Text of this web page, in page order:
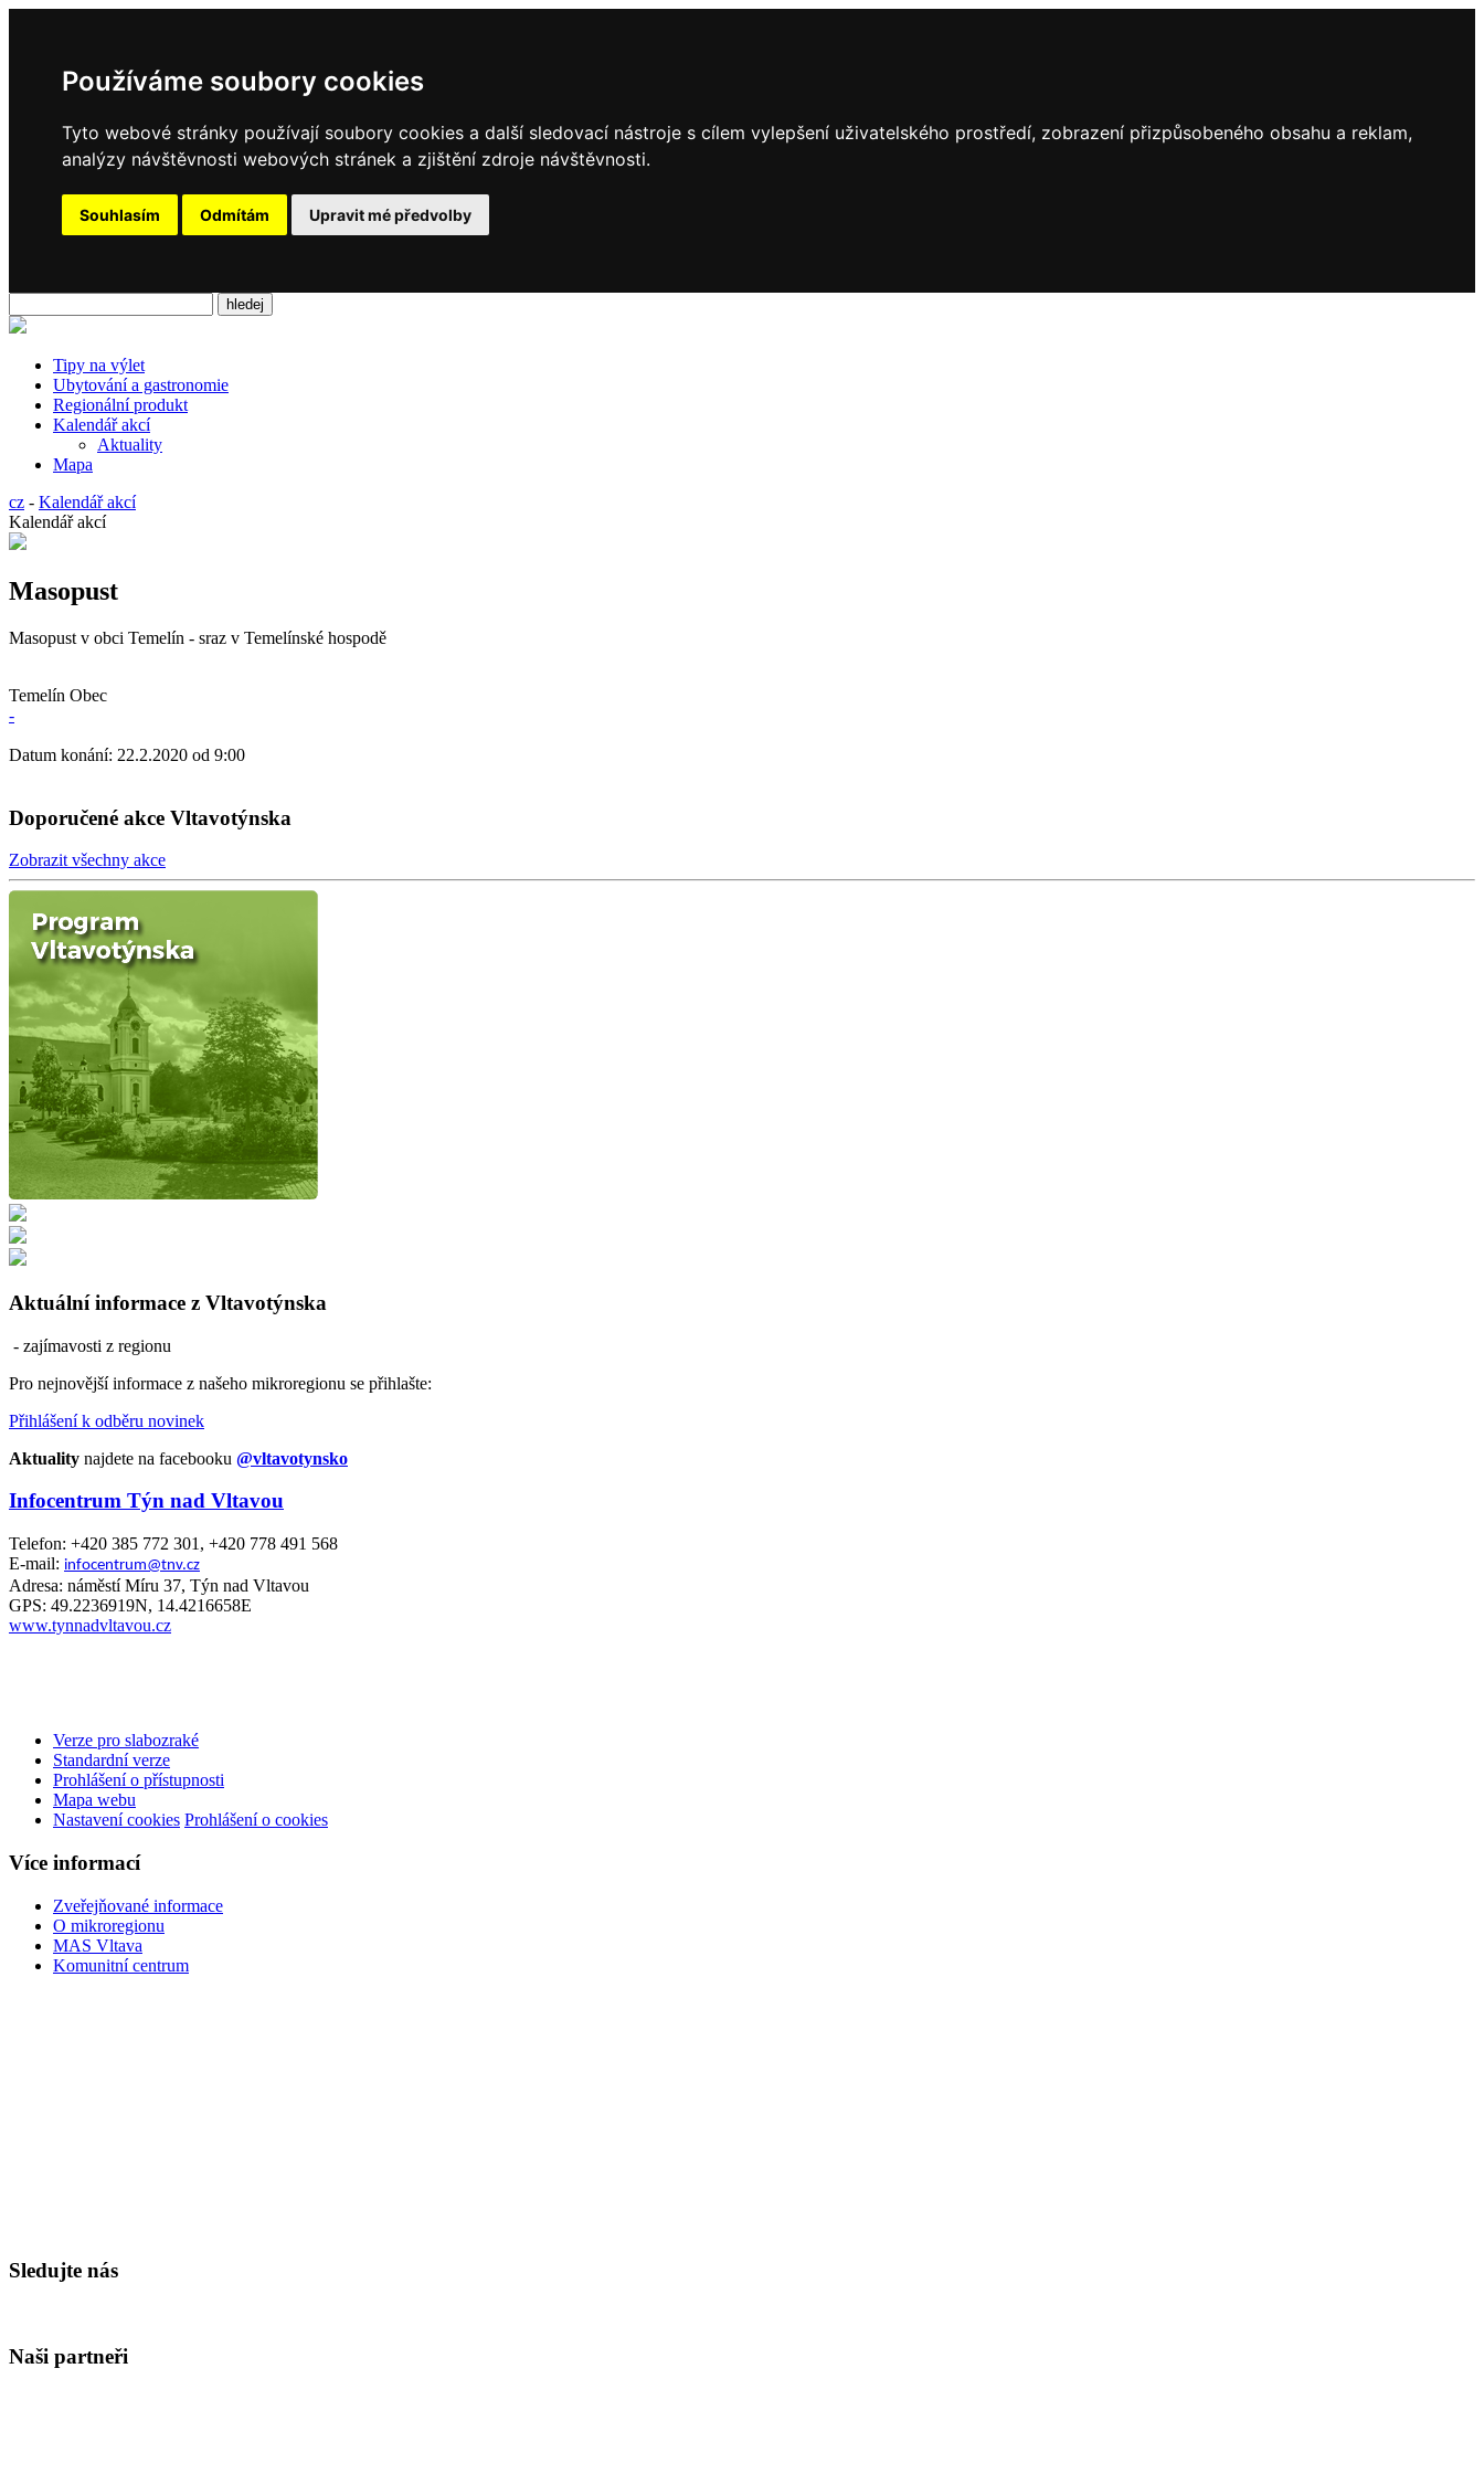
Používáme soubory cookies
Tyto webové stránky používají soubory cookies a další sledovací nástroje s cílem vylepšení uživatelského prostředí, zobrazení přizpůsobeného obsahu a reklam,
analýzy návštěvnosti webových stránek a zjištění zdroje návštěvnosti.
Souhlasím Odmítám Upravit mé předvolby
Tipy na výlet
Ubytování a gastronomie
Regionální produkt
Kalendář akcí
Aktuality
Mapa
cz - Kalendář akcí
Kalendář akcí
Masopust
Masopust v obci Temelín - sraz v Temelínské hospodě
Temelín Obec
-
Datum konání: 22.2.2020 od 9:00
Doporučené akce Vltavotýnska
Zobrazit všechny akce
Aktuální informace z Vltavotýnska
- zajímavosti z regionu
Pro nejnovější informace z našeho mikroregionu se přihlašte:
Přihlášení k odběru novinek
Aktuality najdete na facebooku @vltavotynsko
Infocentrum Týn nad Vltavou
Telefon: +420 385 772 301, +420 778 491 568
E-mail: infocentrum@tnv.cz
Adresa: náměstí Míru 37, Týn nad Vltavou
GPS: 49.2236919N, 14.4216658E
www.tynnadvltavou.cz
Verze pro slabozraké
Standardní verze
Prohlášení o přístupnosti
Mapa webu
Nastavení cookies Prohlášení o cookies
Více informací
Zveřejňované informace
O mikroregionu
MAS Vltava
Komunitní centrum
Sledujte nás
Naši partneři